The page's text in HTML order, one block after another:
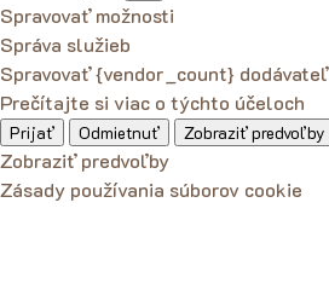
Spravovať možnosti
Správa služieb
Spravovať {vendor_count}
Prečítajte si viac o týchto účeloch
Prijať Odmietnuť Zobraziť predvoľby
Zobraziť predvoľby
Zásady používania súborov cookie